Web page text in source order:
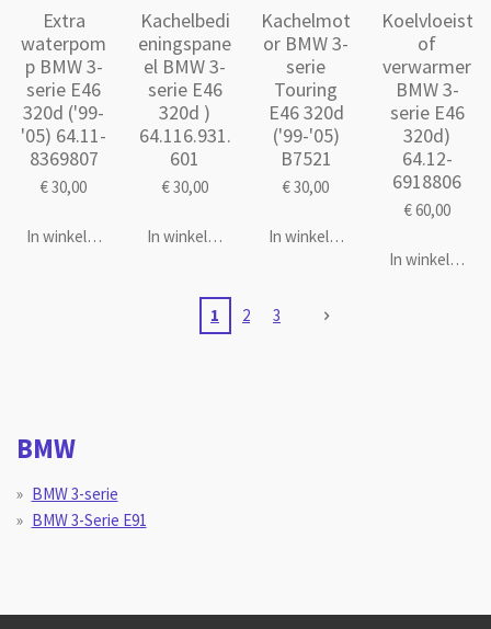
Extra
waterpom
p BMW 3-
serie E46
320d ('99-
'05) 64.11-
8369807
€ 30,00
In winkelwagen
Kachelbedi
eningspane
el BMW 3-
serie E46
320d )
64.116.931.
601
€ 30,00
In winkelwagen
Kachelmot
or BMW 3-
serie
Touring
E46 320d
('99-'05)
B7521
€ 30,00
In winkelwagen
Koelvloeist
of
verwarmer
BMW 3-
serie E46
320d)
64.12-
6918806
€ 60,00
In
1 2 3
BMW
BMW 3-serie
BMW 3-Serie E91